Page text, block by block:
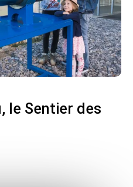
le Sentier des